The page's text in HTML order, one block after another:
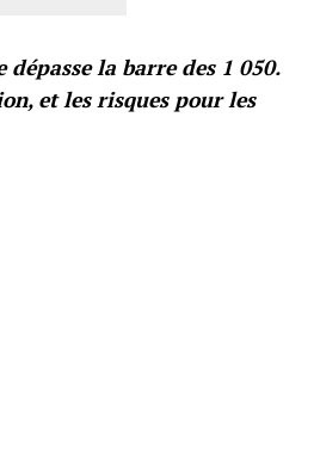
la barre des 1 050.
et les risques pour les